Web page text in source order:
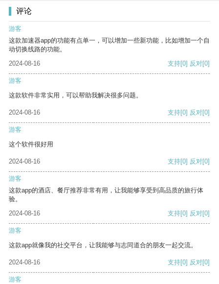
评论
游客
这款加速器app的功能有点单一，可以增加一些新功能，比如增加一个自
动切换线路的功能。
2024-08-16
支持[0] 反对[0]
游客
这款软件非常实用，可以帮助我解决很多问题。
2024-08-16 支持[0] 反对[0]
游客
这个软件很好用
2024-08-16 支持[0] 反对[0]
游客
这款app的酒店、餐厅推荐非常有用，让我能够享受到高品质的旅行体
验。
2024-08-16
支持[0] 反对[0]
游客
这款app就像我的社交平台，让我能够与志同道合的朋友一起交流。
2024-08-16 支持[0] 反对[0]
游客